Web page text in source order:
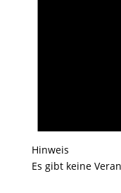
Hinweis
Es gibt keine